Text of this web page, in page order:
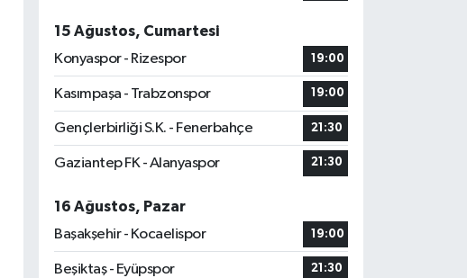
15 Ağustos, Cumartesi
Konyaspor - Rizespor
19:00
Kasımpaşa - Trabzonspor 19:00
Gençlerbirliği S.K. - Fenerbahçe 21:30
Gaziantep FK - Alanyaspor 21:30
16 Ağustos, Pazar
Başakşehir - Kocaelispor
19:00
Beşiktaş - Eyüpspor 21:30